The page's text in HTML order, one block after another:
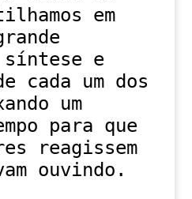
em
e
cada um dos
um
para que
reagissem
ouvindo.